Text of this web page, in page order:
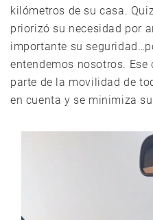
kilómetros de su casa.
priorizó su necesidad por
importante su
entendemos nosotros. Ese
parte de la movilidad de
en cuenta y se minimiza